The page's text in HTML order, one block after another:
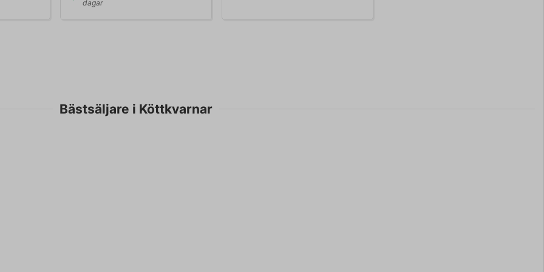
dagar
Bästsäljare i Köttkvarnar